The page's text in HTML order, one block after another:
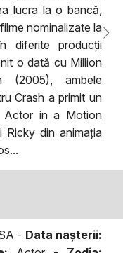
lucra la o bancă,
nominalizate la
diferite producții
o dată cu Million
ambele
Crash a primit un
Actor in a Motion
din animația
- Data naşterii: